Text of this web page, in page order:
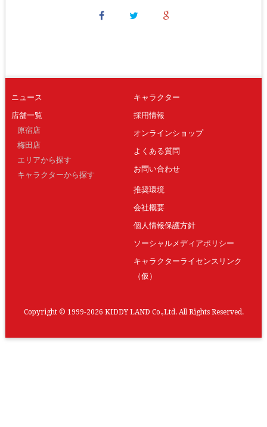
ニュース
店舗一覧
原宿店
梅田店
エリアから探す
キャラクターから探す
キャラクター
採用情報
オンラインショップ
よくある質問
お問い合わせ
推奨環境
会社概要
個人情報保護方針
ソーシャルメディアポリシー
キャラクターライセンスリンク
（仮）
Copyright © 1999-2026 KIDDY LAND Co.,Ltd. All Rights Reserved.